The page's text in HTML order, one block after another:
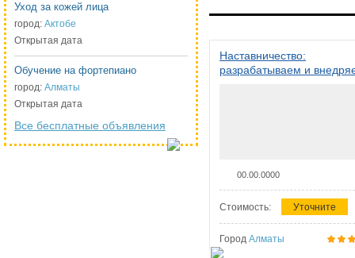
Уход за кожей лица
город: Актобе
Открытая дата
Обучение на фортепиано
город: Алматы
Открытая дата
Все бесплатные объявления
Наставничество:
разрабатываем и
00.00.0000
Стоимость: Уточните
Город Алматы